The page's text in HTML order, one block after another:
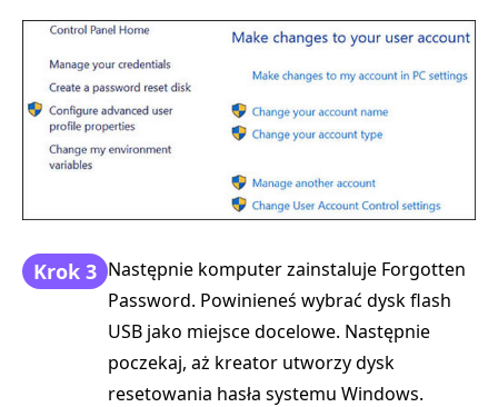
Krok 3 Następnie komputer zainstaluje Forgotten
Password. Powinieneś wybrać dysk flash
USB jako miejsce docelowe. Następnie
poczekaj, aż kreator utworzy dysk
resetowania hasła systemu Windows.